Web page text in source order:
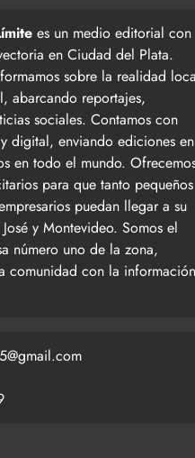
es un medio editorial con
en Ciudad del Plata.
sobre la realidad
abarcando reportajes,
sociales. Contamos con
digital, enviando ediciones en
en todo el mundo.
para que tanto pequeños
puedan llegar a su
y Montevideo. Somos el
número uno de la zona,
comunidad con la información